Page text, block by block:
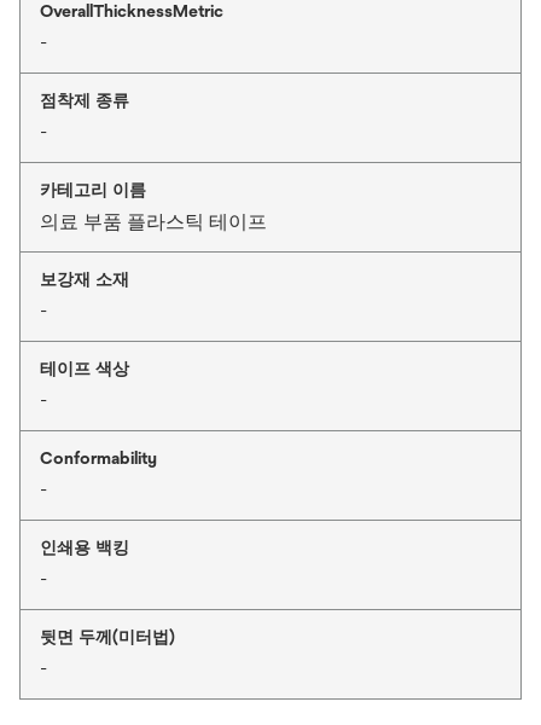
OverallThicknessMetric
-
점착제 종류
-
카테고리 이름
의료 부품 플라스틱 테이프
보강재 소재
-
테이프 색상
-
Conformability
-
인쇄용 백킹
-
뒷면 두께(미터법)
-